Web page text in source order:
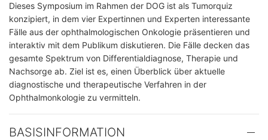
Dieses Symposium im Rahmen der DOG ist als Tumorquiz
konzipiert, in dem vier Expertinnen und Experten interessante
Fälle aus der ophthalmologischen Onkologie präsentieren und
interaktiv mit dem Publikum diskutieren. Die Fälle decken das
gesamte Spektrum von Differentialdiagnose, Therapie und
Nachsorge ab. Ziel ist es, einen Überblick über aktuelle
diagnostische und therapeutische Verfahren in der
Ophthalmonkologie zu vermitteln.
BASISINFORMATION